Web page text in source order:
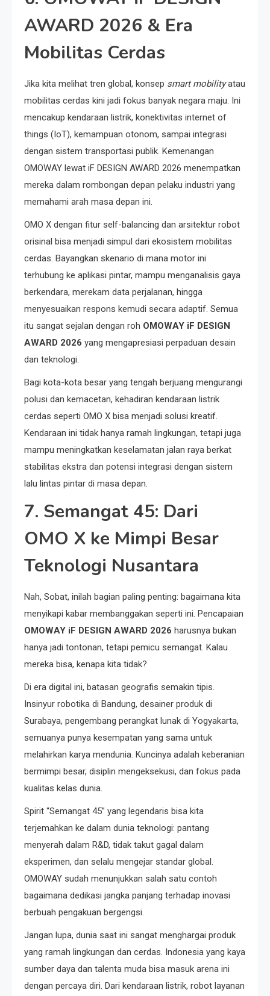
AWARD 2026 & Era
Mobilitas Cerdas
Jika kita melihat tren global, konsep smart mobilityatau
mobilitas cerdas kini jadi fokus banyak negara maju. Ini
mencakup kendaraan listrik, konektivitas internet of
things (IoT), kemampuan otonom, sampai integrasi
dengan sistem transportasi publik. Kemenangan
OMOWAY lewat iF DESIGN AWARD 2026 menempatkan
mereka dalam rombongan depan pelaku industri yang
memahami arah masa depan ini.
OMO X dengan fitur self-balancing dan arsitektur robot
orisinal bisa menjadi simpul dari ekosistem mobilitas
cerdas. Bayangkan skenario di mana motor ini
terhubung ke aplikasi pintar, mampu menganalisis gaya
berkendara, merekam data perjalanan, hingga
menyesuaikan respons kemudi secara adaptif. Semua
itu sangat sejalan dengan roh OMOWAY iF DESIGN
AWARD 2026 yang mengapresiasi perpaduan desain
dan teknologi.
Bagi kota-kota besar yang tengah berjuang mengurangi
polusi dan kemacetan, kehadiran kendaraan listrik
cerdas seperti OMO X bisa menjadi solusi kreatif.
Kendaraan ini tidak hanya ramah lingkungan, tetapi juga
mampu meningkatkan keselamatan jalan raya berkat
stabilitas ekstra dan potensi integrasi dengan sistem
lalu lintas pintar di masa depan.
7. Semangat 45: Dari
OMO X ke Mimpi Besar
Teknologi Nusantara
Nah, Sobat, inilah bagian paling penting: bagaimana kita
menyikapi kabar membanggakan seperti ini. Pencapaian
OMOWAY iF DESIGN AWARD 2026 harusnya bukan
hanya jadi tontonan, tetapi pemicu semangat. Kalau
mereka bisa, kenapa kita tidak?
Di era digital ini, batasan geografis semakin tipis.
Insinyur robotika di Bandung, desainer produk di
Surabaya, pengembang perangkat lunak di Yogyakarta,
semuanya punya kesempatan yang sama untuk
melahirkan karya mendunia. Kuncinya adalah keberanian
bermimpi besar, disiplin mengeksekusi, dan fokus pada
kualitas kelas dunia.
Spirit “Semangat 45” yang legendaris bisa kita
terjemahkan ke dalam dunia teknologi: pantang
menyerah dalam R&D, tidak takut gagal dalam
eksperimen, dan selalu mengejar standar global.
OMOWAY sudah menunjukkan salah satu contoh
bagaimana dedikasi jangka panjang terhadap inovasi
berbuah pengakuan bergengsi.
Jangan lupa, dunia saat ini sangat menghargai produk
yang ramah lingkungan dan cerdas. Indonesia yang kaya
sumber daya dan talenta muda bisa masuk arena ini
dengan percaya diri. Dari kendaraan listrik, robot layanan